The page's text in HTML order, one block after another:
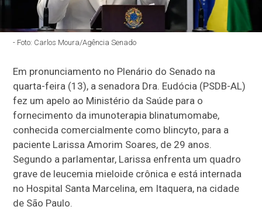
- Foto: Carlos Moura/Agência Senado
Em pronunciamento no Plenário do Senado na
quarta-feira (13), a senadora Dra. Eudócia (PSDB-AL)
fez um apelo ao Ministério da Saúde para o
fornecimento da imunoterapia blinatumomabe,
conhecida comercialmente como blincyto, para a
paciente Larissa Amorim Soares, de 29 anos.
Segundo a parlamentar, Larissa enfrenta um quadro
grave de leucemia mieloide crônica e está internada
no Hospital Santa Marcelina, em Itaquera, na cidade
de São Paulo.